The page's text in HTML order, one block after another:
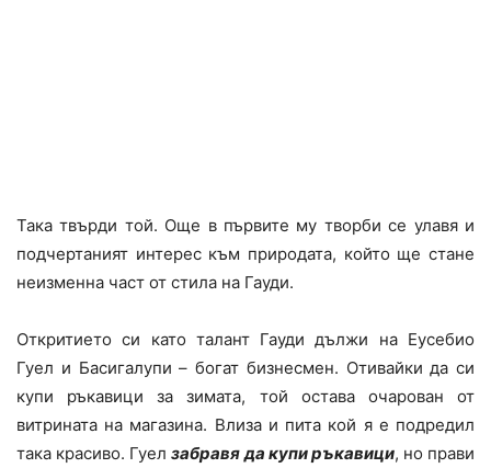
Така твърди той. Още в първите му творби се улавя и
подчертаният интерес към природата, който ще стане
неизменна част от стила на Гауди.
Откритието си като талант Гауди дължи на Еусебио
Гуел и Басигалупи – богат бизнесмен. Отивайки да си
купи ръкавици за зимата, той остава очарован от
витрината на магазина. Влиза и пита кой я е подредил
така красиво. Гуелзабравя да купи ръкавици, но прави